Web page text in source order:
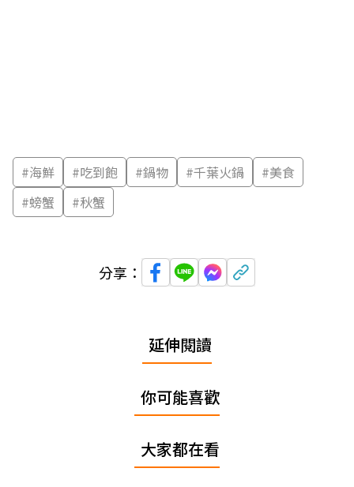
#海鮮 #吃到飽 #鍋物 #千葉火鍋 #美食
#螃蟹 #秋蟹
分享：
延伸閱讀
你可能喜歡
大家都在看